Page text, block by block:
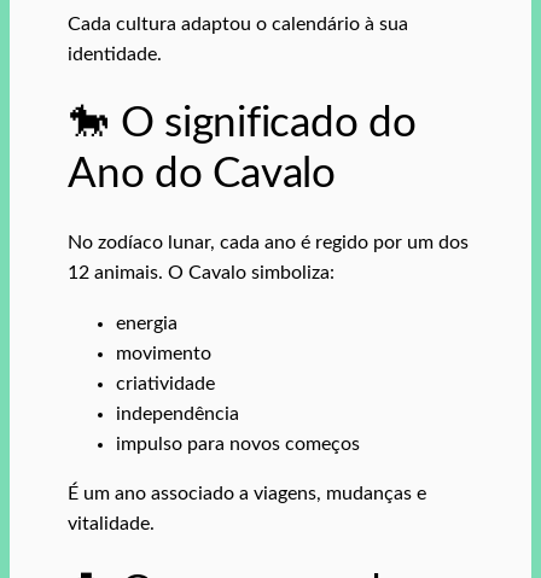
Cada cultura adaptou o calendário à sua
identidade.
🐎 O significado do
Ano do Cavalo
No zodíaco lunar, cada ano é regido por um dos
12 animais. O Cavalo simboliza:
energia
movimento
criatividade
independência
impulso para novos começos
É um ano associado a viagens, mudanças e
vitalidade.